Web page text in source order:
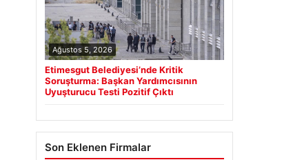
Ağustos 5, 2026
Etimesgut Belediyesi’nde Kritik
Soruşturma: Başkan Yardımcısının
Uyuşturucu Testi Pozitif Çıktı
Son Eklenen Firmalar